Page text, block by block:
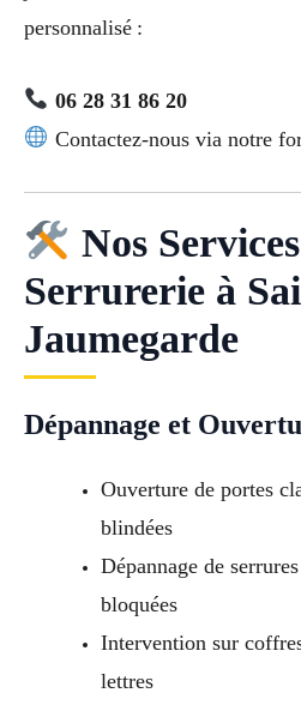
personnalisé :
06 28 31 86 20
Contactez-nous via notre
Nos
Serrurerie à
Jaumegarde
Dépannage et
Ouverture de portes
blindées
Dépannage de
bloquées
Intervention sur
lettres